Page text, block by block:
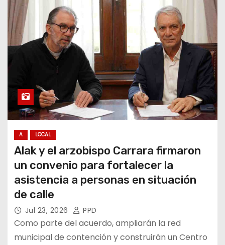
A LOCAL
Alak y el arzobispo Carrara firmaron
un convenio para fortalecer la
asistencia a personas en situación
de calle
Jul 23, 2026 PPD
Como parte del acuerdo, ampliarán la red
municipal de contención y construirán un Centro